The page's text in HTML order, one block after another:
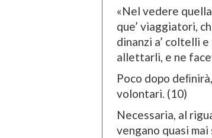
«Nel vedere
que’ viaggiatori,
dinanzi a’ coltelli
allettarli, e ne
Poco dopo
volontari. (10)
Necessaria, al
vengano quasi